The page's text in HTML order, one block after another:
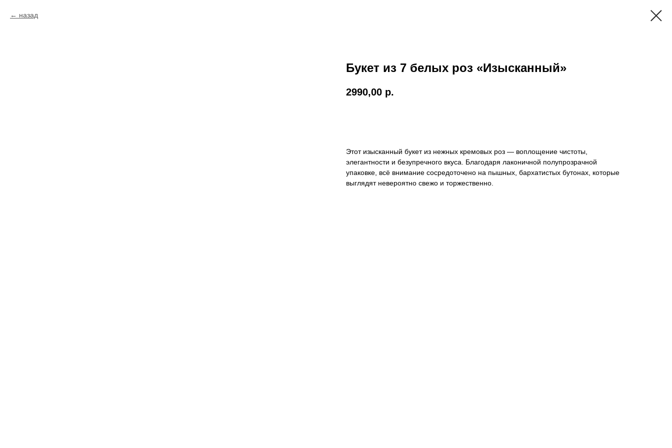
назад
Букет из 7 белых роз «Изысканный»
2990,00 р.
Этот изысканный букет из нежных кремовых роз — воплощение чистоты,
элегантности и безупречного вкуса. Благодаря лаконичной полупрозрачной
упаковке, всё внимание сосредоточено на пышных, бархатистых бутонах, которые
выглядят невероятно свежо и торжественно.